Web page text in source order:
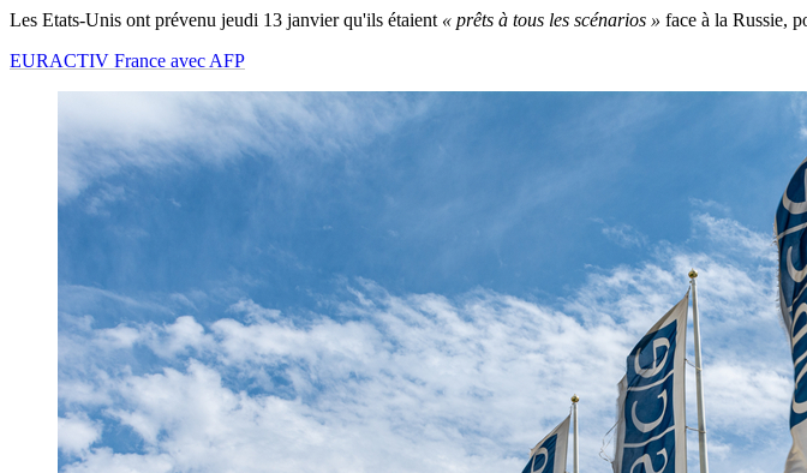
Les Etats-Unis ont prévenu jeudi 13 janvier qu'ils étaient « prêts à tous les scénarios » face à la Russie,
EURACTIV France avec AFP